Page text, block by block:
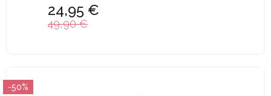
24,95 €
49,90 €
-50%